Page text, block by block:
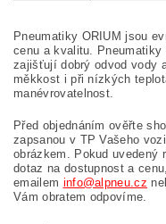
Pneumatiky ORIUM jsou
cenu a kvalitu.
zajišťují dobrý odvod vody
měkkost i při nízkých
manévrovatelnost.
Před objednáním ověřte
zapsanou v TP Vašeho
obrázkem. Pokud uvedený
dotaz na dostupnost a
emailem info@alpneu.cz
Vám obratem odpovíme.